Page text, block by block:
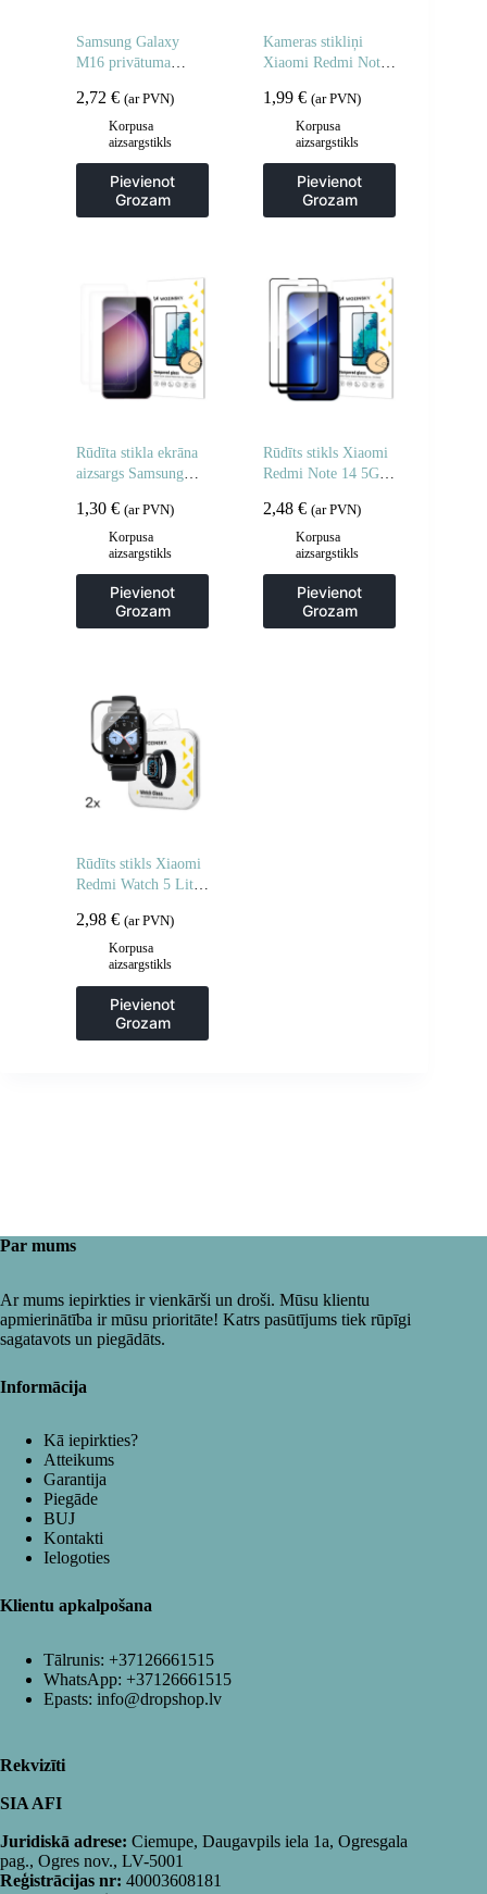
Samsung Galaxy
M16 privātuma
2,72 € (ar PVN)
Korpusa
aizsargstikls
Pievienot
Grozam
Kameras stikliņi
Xiaomi Redmi Note
stikli 2 gab.
1,99€ (ar PVN)
Korpusa
aizsargstikls
Pievienot
Grozam
Rūdīta stikla ekrāna
aizsargs Samsung
stikla ekrāna aizsargs
– 2 gab.
1,30 € (ar PVN)
Korpusa
aizsargstikls
Pievienot
Grozam
Rūdīts stikls Xiaomi
Redmi Note 14 5G /
līmējams rūdīts stikls
– 2 gab.
2,48€ (ar PVN)
Korpusa
aizsargstikls
Pievienot
Grozam
Rūdīts stikls Xiaomi
Redmi Watch 5 Lite
2,98 € (ar PVN)
Korpusa
aizsargstikls
Pievienot
Grozam
Par mums
Ar mums iepirkties ir vienkārši un droši. Mūsu klientu
apmierinātība ir mūsu prioritāte! Katrs pasūtījums tiek rūpīgi
sagatavots un piegādāts.
Informācija
Kā iepirkties?
Atteikums
Garantija
Piegāde
BUJ
Kontakti
Ielogoties
Klientu apkalpošana
Tālrunis: +37126661515
WhatsApp: +37126661515
Epasts: info@dropshop.lv
Rekvizīti
SIA AFI
Juridiskā adrese: Ciemupe, Daugavpils iela 1a, Ogresgala
pag., Ogres nov., LV-5001
Reģistrācijas nr: 40003608181